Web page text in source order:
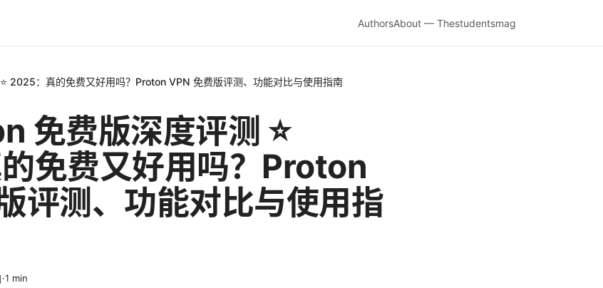
AuthorsAbout — Thestudentsmag
2025：真的免费又好用吗？Proton VPN 免费版评测、功能对比与使用指南
免费版深度评测 ⭐
免费又好用吗？Proton
评测、功能对比与使用指
·1 min